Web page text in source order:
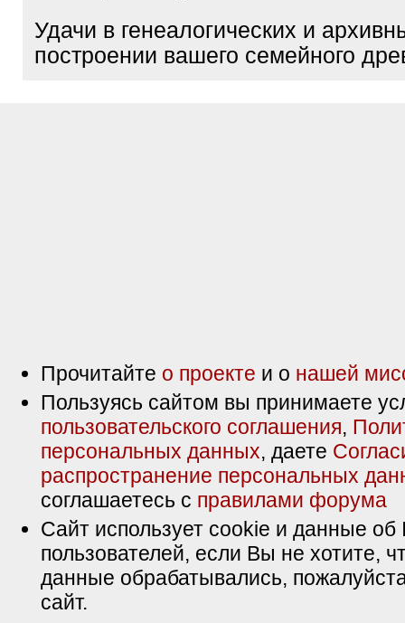
Удачи в генеалогических и
построении вашего семейного
Прочитайте о проекте и о нашей
Пользуясь сайтом вы принимаете
пользовательского соглашения,
персональных данных, даете
распространение персональных
соглашаетесь с правилами форума
Сайт использует cookie и данные об
пользователей, если Вы не хотите,
данные обрабатывались,
сайт.